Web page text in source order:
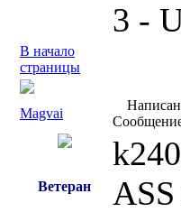
3 -
В начало
страницы
Magvai
Ветеран